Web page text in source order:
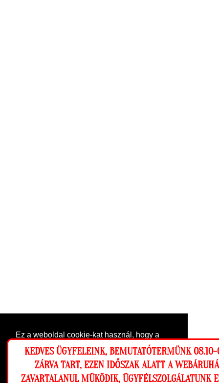
Ez a weboldal cookie-kat használ, hogy a
lehető legjobb élményt nyújtsa honlapunkon.
Beállítások
KEDVES ÜGYFELEINK, BEMUTATÓTERMÜNK
ZÁRVA TART, EZEN IDŐSZAK ALATT A
ZAVARTALANUL MÜKÖDIK, ÜGYFÉLSZOLGÁLATUNK